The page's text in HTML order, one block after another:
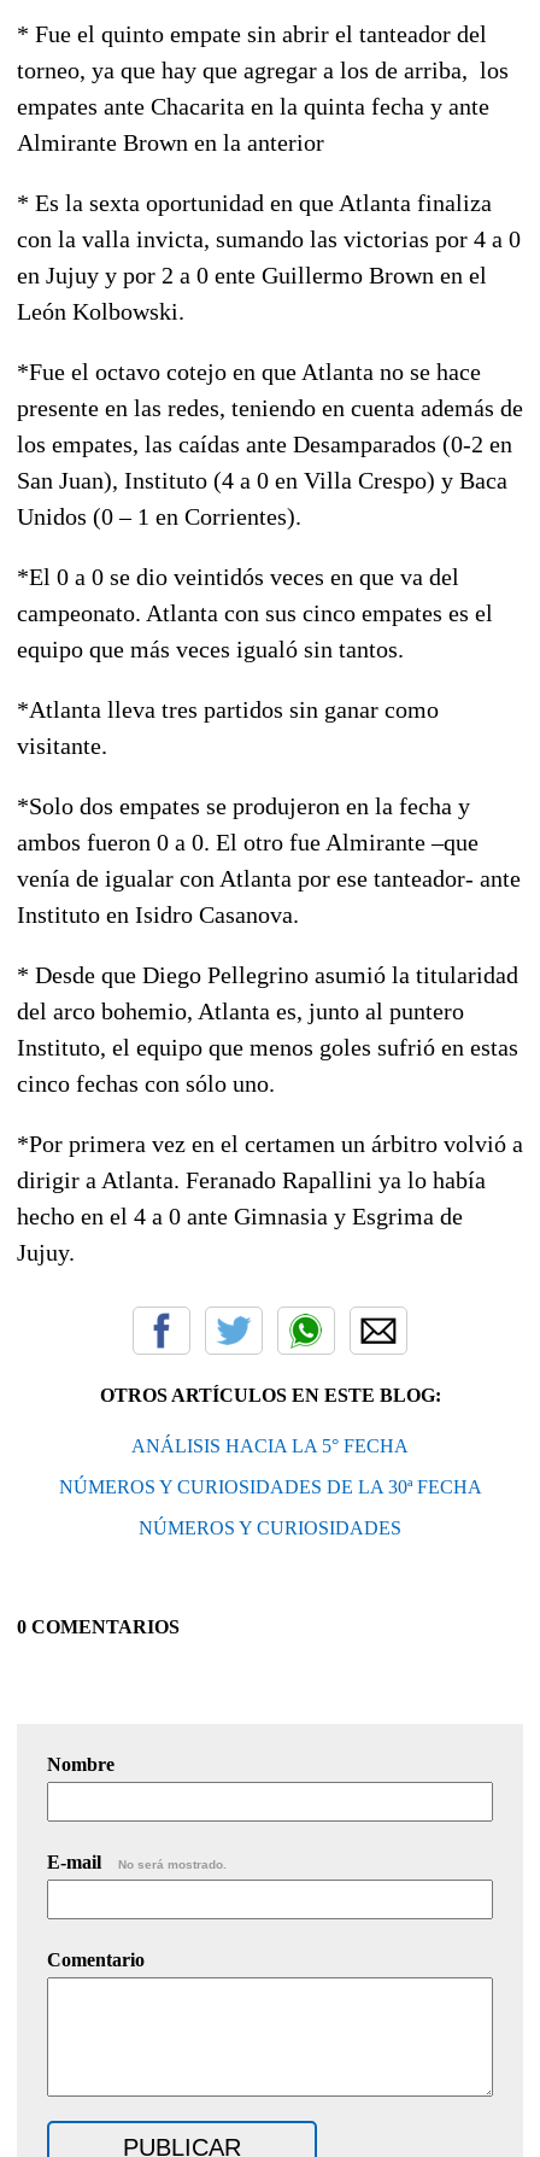
* Fue el quinto empate sin abrir el tanteador del
torneo, ya que hay que agregar a los de arriba, los
empates ante Chacarita en la quinta fecha y ante
Almirante Brown en la anterior
* Es la sexta oportunidad en que Atlanta finaliza
con la valla invicta, sumando las victorias por 4 a 0
en Jujuy y por 2 a 0 ente Guillermo Brown en el
León Kolbowski.
*Fue el octavo cotejo en que Atlanta no se hace
presente en las redes, teniendo en cuenta además de
los empates, las caídas ante Desamparados (0-2 en
San Juan), Instituto (4 a 0 en Villa Crespo) y Baca
Unidos (0 – 1 en Corrientes).
*El 0 a 0 se dio veintidós veces en que va del
campeonato. Atlanta con sus cinco empates es el
equipo que más veces igualó sin tantos.
*Atlanta lleva tres partidos sin ganar como
visitante.
*Solo dos empates se produjeron en la fecha y
ambos fueron 0 a 0. El otro fue Almirante –que
venía de igualar con Atlanta por ese tanteador- ante
Instituto en Isidro Casanova.
* Desde que Diego Pellegrino asumió la titularidad
del arco bohemio, Atlanta es, junto al puntero
Instituto, el equipo que menos goles sufrió en estas
cinco fechas con sólo uno.
*Por primera vez en el certamen un árbitro volvió a
dirigir a Atlanta. Feranado Rapallini ya lo había
hecho en el 4 a 0 ante Gimnasia y Esgrima de
Jujuy.
OTROS ARTÍCULOS EN ESTE BLOG:
ANÁLISIS HACIA LA 5° FECHA
NÚMEROS Y CURIOSIDADES DE LA 30ª FECHA
NÚMEROS Y CURIOSIDADES
0 COMENTARIOS
Nombre
E-mail No será mostrado.
Comentario